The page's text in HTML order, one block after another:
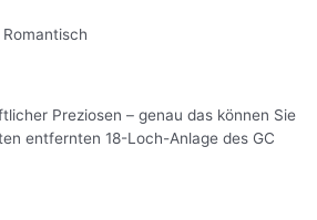
Preziosen – genau das können Sie
entfernten 18-Loch-Anlage des GC